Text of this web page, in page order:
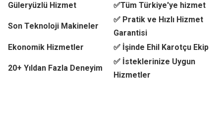
Güleryüzlü Hizmet ✅Tüm Türkiye'ye hizmet
Son Teknoloji Makineler
✅ Pratik ve Hızlı Hizmet
Garantisi
Ekonomik Hizmetler
✅ İşinde Ehil Karotçu Ekip
20+ Yıldan Fazla Deneyim
✅ İsteklerinize Uygun
Hizmetler